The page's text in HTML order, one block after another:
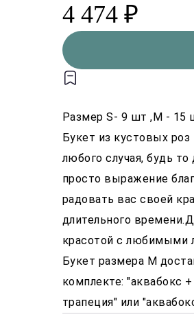
4 474 ₽
Размер S- 9 шт ,M - 15
Букет из кустовых
любого случая, будь
просто выражение
радовать вас своей
длительного
красотой с любимыми
Букет размера М
комплекте: "аквабокс
трапеция" или